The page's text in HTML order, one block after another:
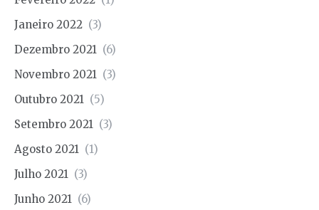
Janeiro 2022 (3)
Dezembro 2021 (6)
Novembro 2021 (3)
Outubro 2021 (5)
Setembro 2021 (3)
Agosto 2021 (1)
Julho 2021 (3)
Junho 2021 (6)